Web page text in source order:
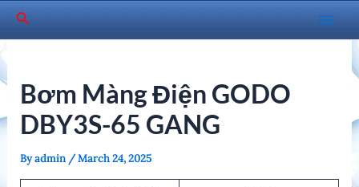
SkipSearch
Main
Bơm Màng Điện GODO
DBY3S-65 GANG
Byadmin /March 24, 2025